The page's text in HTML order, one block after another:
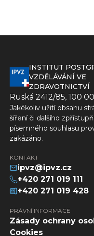
INSTITUT
VZDĚLÁVÁNÍ VE
ZDRAVOTNICTVÍ
Ruská 2412/85, 100
Jakékoliv užití obsahu
šíření či dalšího
písemného souhlasu
zakázáno.
KONTAKT
ipvz@ipvz.cz
+420 271 019 111
+420 271 019 428
PRÁVNÍ INFORMACE
Zásady ochrany
Cookies